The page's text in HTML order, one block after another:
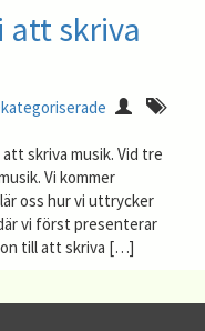
att skriva
skriva musik. Vid tre
Vi kommer
oss hur vi uttrycker
vi först presenterar
till att skriva […]